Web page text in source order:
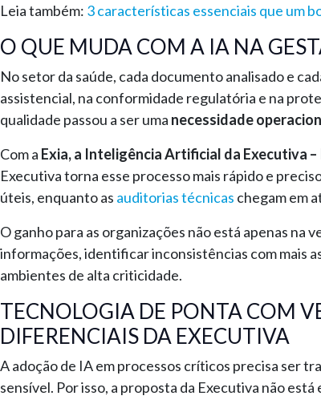
Leia também: 3 características essenciais que um
O QUE MUDA COM A IA NA
No setor da saúde, cada documento analisado e
assistencial, na conformidade regulatória e na
qualidade passou a ser uma necessidade
Com a Exia, a Inteligência Artificial da Executiva
Executiva torna esse processo mais rápido e
úteis, enquanto as auditorias técnicas chegam em
O ganho para as organizações não está apenas na
informações, identificar inconsistências com mais
ambientes de alta criticidade.
TECNOLOGIA DE PONTA COM
DIFERENCIAIS DA EXECUTIVA
A adoção de IA em processos críticos precisa ser
sensível. Por isso, a proposta da Executiva não